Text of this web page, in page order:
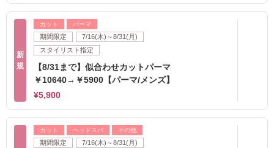
新
規
カット パーマ
期間限定
7/16(木)～8/31(月)
スタイリスト指定
【8/31まで】似合わせカットパーマ
￥10640→￥5900【パーマ/メンズ】
¥5,900
カット ヘッドスパ その他
期間限定
7/16(木)～8/31(月)